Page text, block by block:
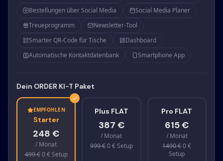
Bestellungen über Social Media
Social Media Planer
Treueprogramm
Newsletter-Tool
Smarter QR-Code für Tische
Dashboard
Automatische Kontaktdatenbank
Smartphone App
Dein ORDER KI-T Paket
EMPFOHLEN
Starter
248 €
/ Monat
499€0 € Setup
Plus FLAT
387 €
/ Monat
999€0 € Setup
Pro FLAT
615€
/ Monat
1490€0 €
Setup